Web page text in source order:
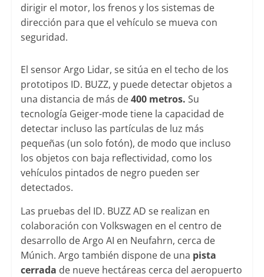
dirigir el motor, los frenos y los sistemas de
dirección para que el vehículo se mueva con
seguridad.
El sensor Argo Lidar, se sitúa en el techo de los
prototipos ID. BUZZ, y puede detectar objetos a
una distancia de más de400 metros. Su
tecnología Geiger-mode tiene la capacidad de
detectar incluso las partículas de luz más
pequeñas (un solo fotón), de modo que incluso
los objetos con baja reflectividad, como los
vehículos pintados de negro pueden ser
detectados.
Las pruebas del ID. BUZZ AD se realizan en
colaboración con Volkswagen en el centro de
desarrollo de Argo AI en Neufahrn, cerca de
Múnich. Argo también dispone de una pista
cerrada de nueve hectáreas cerca del aeropuerto